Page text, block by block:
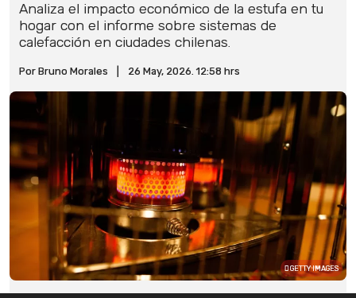
Analiza el impacto económico de la estufa en tu
hogar con el informe sobre sistemas de
calefacción en ciudades chilenas.
Por Bruno Morales 26 May, 2026. 12:58 hrs
GETTY IMAGES